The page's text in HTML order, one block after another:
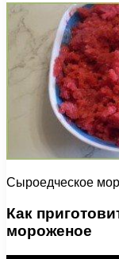
Сыроедческое
Как
мороженое